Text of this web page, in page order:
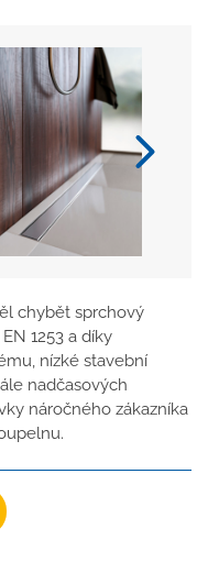
chybět sprchový
1253 a díky
nízké stavební
nadčasových
náročného zákazníka